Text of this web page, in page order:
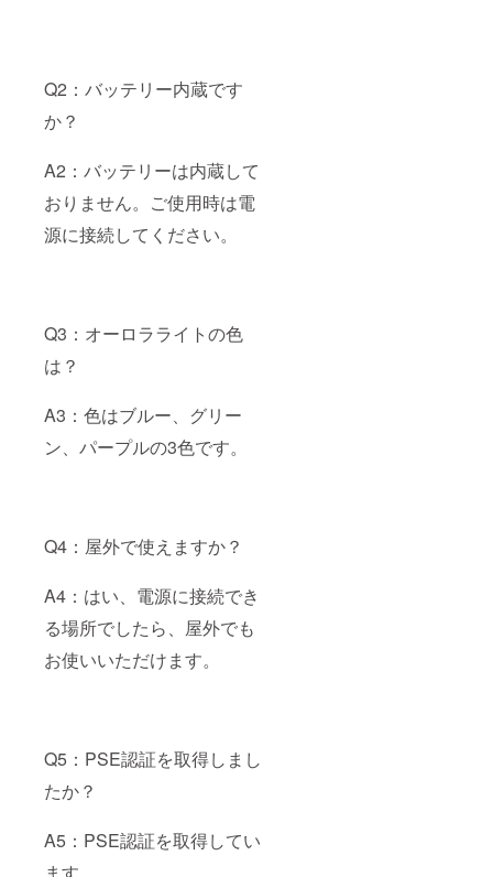
Q2：バッテリー内蔵です
か？
A2：バッテリーは内蔵して
おりません。ご使用時は電
源に接続してください。
Q3：オーロラライトの色
は？
A3：色はブルー、グリー
ン、パープルの3色です。
Q4：屋外で使えますか？
A4：はい、電源に接続でき
る場所でしたら、屋外でも
お使いいただけます。
Q5：PSE認証を取得しまし
たか？
A5：PSE認証を取得してい
ます。